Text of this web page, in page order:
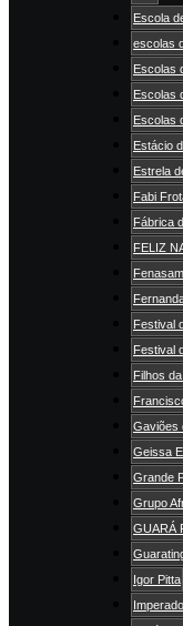
Escola
escolas
Escolas
Escolas
Escolas
Estácio
Estrela
Fabi
Fábrica
FELIZ
Festival
Festival
Filhos
Gaviões
Geissa
Grande
Grupo
GUARÁ
Igor Pitta